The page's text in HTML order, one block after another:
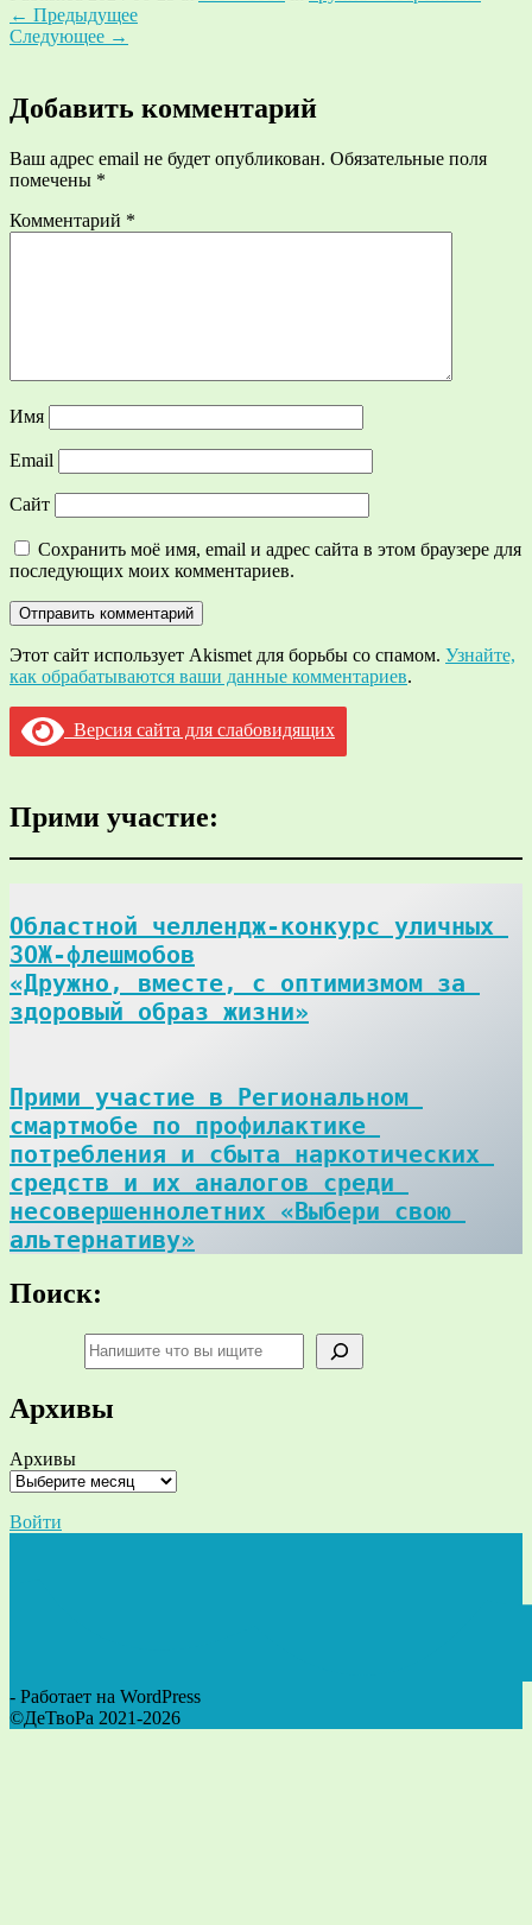
← Предыдущее
Следующее →
Добавить комментарий
Ваш адрес email не будет опубликован. Обязательные поля
помечены *
Комментарий *
Имя
Email
Сайт
Сохранить моё имя, email и адрес сайта в этом браузере для
последующих моих комментариев.
Этот сайт использует Akismet для борьбы со спамом. Узнайте,
как обрабатываются ваши данные комментариев.
Версия сайта для слабовидящих
Прими участие:
Областной челлендж-конкурс уличных
ЗОЖ-флешмобов
«Дружно, вместе, с оптимизмом за
здоровый образ жизни»
Прими участие в Региональном
смартмобе по профилактике
потребления и сбыта наркотических
средств и их аналогов среди
несовершеннолетних «Выбери свою
альтернативу»
Поиск:
Архивы
Архивы
Войти
- Работает на WordPress
©ДеТвоРа 2021-2026